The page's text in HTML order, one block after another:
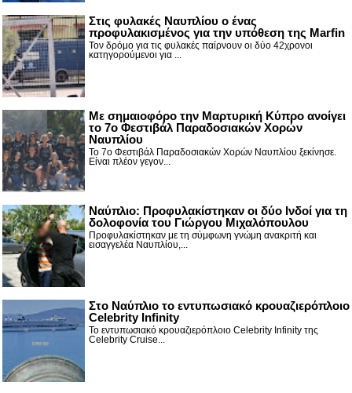
Στις φυλακές Ναυπλίου ο ένας
προφυλακισμένος για την υπόθεση της Marfin
Τον δρόμο για τις φυλακές παίρνουν οι δύο 42χρονοι
κατηγορούμενοι για ...
Με σημαιοφόρο την Μαρτυρική Κύπρο ανοίγει
το 7ο Φεστιβάλ Παραδοσιακών Χορών
Ναυπλίου
Το 7ο Φεστιβάλ Παραδοσιακών Χορών Ναυπλίου ξεκίνησε.
Είναι πλέον γεγον...
Ναύπλιο: Προφυλακίστηκαν οι δύο Ινδοί για τη
δολοφονία του Γιώργου Μιχαλόπουλου
Προφυλακίστηκαν με τη σύμφωνη γνώμη ανακριτή και
εισαγγελέα Ναυπλίου,...
Στο Ναύπλιο το εντυπωσιακό κρουαζιερόπλοιο
Celebrity Infinity
Το εντυπωσιακό κρουαζιερόπλοιο Celebrity Infinity της
Celebrity Cruise...